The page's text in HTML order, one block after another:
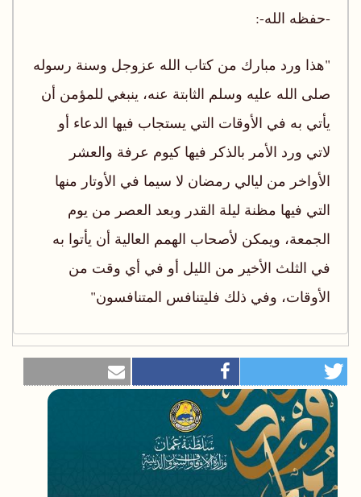
-حفظه الله-:
"هذا ورد مبارك من كتاب الله عزوجل وسنة رسوله
صلى الله عليه وسلم الثابتة عنه، ينبغي للمؤمن أن
يأتي به في الأوقات التي يستجاب فيها الدعاء أو
لاتي ورد الأمر بالذكر فيها كيوم عرفة والعشر
الأواخر من ليالي رمضان لا سيما في الأوتار منها
التي فيها مظنة ليلة القدر وبعد العصر من يوم
الجمعة، ويمكن لأصحاب الهمم العالية أن يأتوا به
في الثلث الأخير من الليل أو في أي وقت من
الأوقات، وفي ذلك فليتنافس المتنافسون"